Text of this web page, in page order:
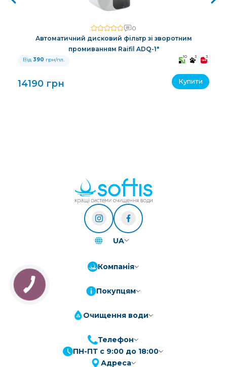
0
Автоматичний дисковий фільтр зі зворотним
промиванням Raifil ADQ-1"
Від 390 грн/пл. 10 3 3
14190 грн Купити
UA
Компанія
Покупцям
Очищення води
Телефон
ПН-ПТ с 9:00 до 18:00
Адреса